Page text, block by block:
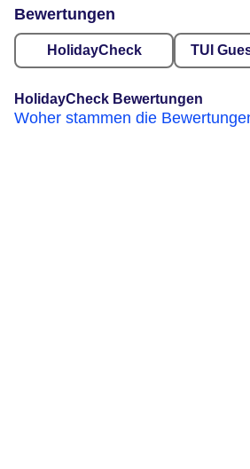
Bewertungen
HolidayCheck TUI
HolidayCheck Bewertungen
Woher stammen die